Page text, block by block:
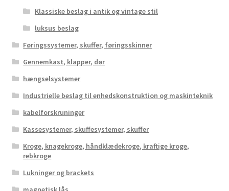
Klassiske beslag i antik og vintage stil
luksus beslag
Føringssystemer, skuffer, føringsskinner
Gennemkast, klapper, dør
hængselsystemer
Industrielle beslag til enhedskonstruktion og maskinteknik
kabelforskruninger
Kassesystemer, skuffesystemer, skuffer
Kroge, knagekroge, håndklædekroge, kraftige kroge,
rebkroge
Lukninger og brackets